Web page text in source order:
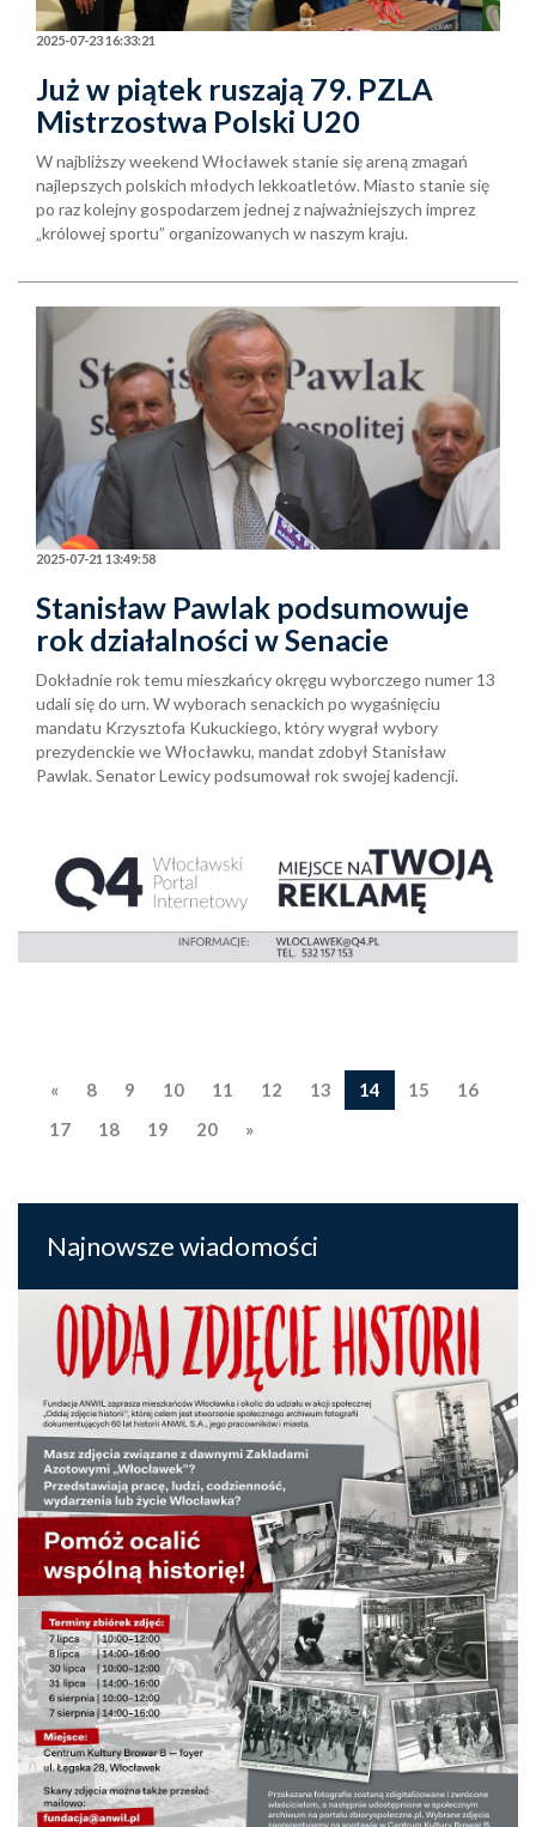
2025-07-23 16:33:21
Już w piątek ruszają 79. PZLA
Mistrzostwa Polski U20
W najbliższy weekend Włocławek stanie się areną zmagań
najlepszych polskich młodych lekkoatletów. Miasto stanie się
po raz kolejny gospodarzem jednej z najważniejszych imprez
„królowej sportu” organizowanych w naszym kraju.
2025-07-21 13:49:58
Stanisław Pawlak podsumowuje
rok działalności w Senacie
Dokładnie rok temu mieszkańcy okręgu wyborczego numer 13
udali się do urn. W wyborach senackich po wygaśnięciu
mandatu Krzysztofa Kukuckiego, który wygrał wybory
prezydenckie we Włocławku, mandat zdobył Stanisław
Pawlak. Senator Lewicy podsumował rok swojej kadencji.
« 8 9 10 11 12 13 14 15
16
17
18 19 20 »
Najnowsze wiadomości